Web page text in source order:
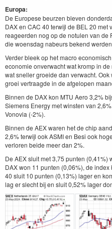
Europa:
De Europese beurzen bleven
DAX en CAC 40 terwijl de BEL 20
reageerden nog op de notulen van de
die woensdag nabeurs bekend
Verder bleek op het macro
economie onverwacht wat kromp in
wat sneller groeide dan verwacht.
groei vertraagde in de afgelopen
Binnen de DAX kon MTU Aero 3,2%
Siemens Energy met winsten van
Vonovia (-2%).
Binnen de AEX waren het de chip
2,6% terwijl ook ASMI en Besi ook
verloren beide meer dan 2%.
De AEX sluit met 3,75 punten (0,41%)
DAX won 11 punten (0,06%), de
40 sluit 10 punten (0,13%) lager en
lag er slecht bij en sluit 0,52% lager